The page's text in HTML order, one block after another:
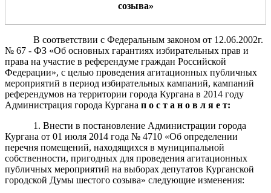
созыва»
В соответствии с Федеральным законом от 12.06.2002г.
№ 67 - ФЗ «Об основных гарантиях избирательных прав и
права на участие в референдуме граждан Российской
Федерации», с целью проведения агитационных публичных
мероприятий в период избирательных кампаний, кампаний
референдумов на территории города Кургана в 2014 году
Администрация города Кургана п о с т а н о в л я е т:
1. Внести в постановление Администрации города
Кургана от 01 июля 2014 года № 4710 «Об определении
перечня помещений, находящихся в муниципальной
собственности, пригодных для проведения агитационных
публичных мероприятий на выборах депутатов Курганской
городской Думы шестого созыва» следующие изменения: